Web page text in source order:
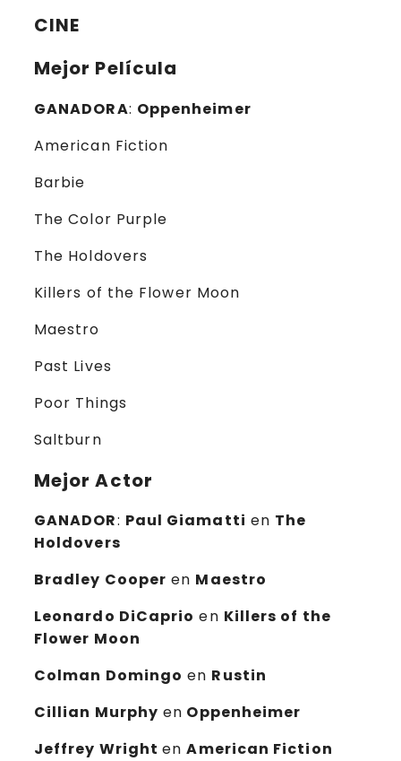
CINE
Mejor Película
GANADORA: Oppenheimer
American Fiction
Barbie
The Color Purple
The Holdovers
Killers of the Flower Moon
Maestro
Past Lives
Poor Things
Saltburn
Mejor Actor
GANADOR: Paul Giamatti en The
Holdovers
Bradley Cooper en Maestro
Leonardo DiCaprio en Killers of the
Flower Moon
Colman Domingo en Rustin
Cillian Murphy en Oppenheimer
Jeffrey WrightenAmerican Fiction